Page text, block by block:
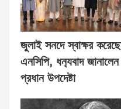
জুলাই সনদে স্বাক্ষর করেছে
এনসিপি, ধন‍্যবাদ জানালেন
প্রধান উপদেষ্টা